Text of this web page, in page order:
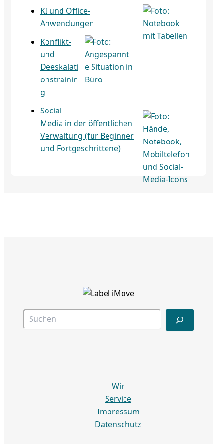
KI und Office-
Anwendungen
Konflikt-
und
Deeskalati
onstrainin
g
Social
Media in der öffentlichen
Verwaltung (für Beginner
und Fortgeschrittene)
Wir
Service
Impressum
Datenschutz